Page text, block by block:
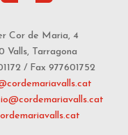
Cor de Maria, 4
Valls, Tarragona
/ Fax 977601752